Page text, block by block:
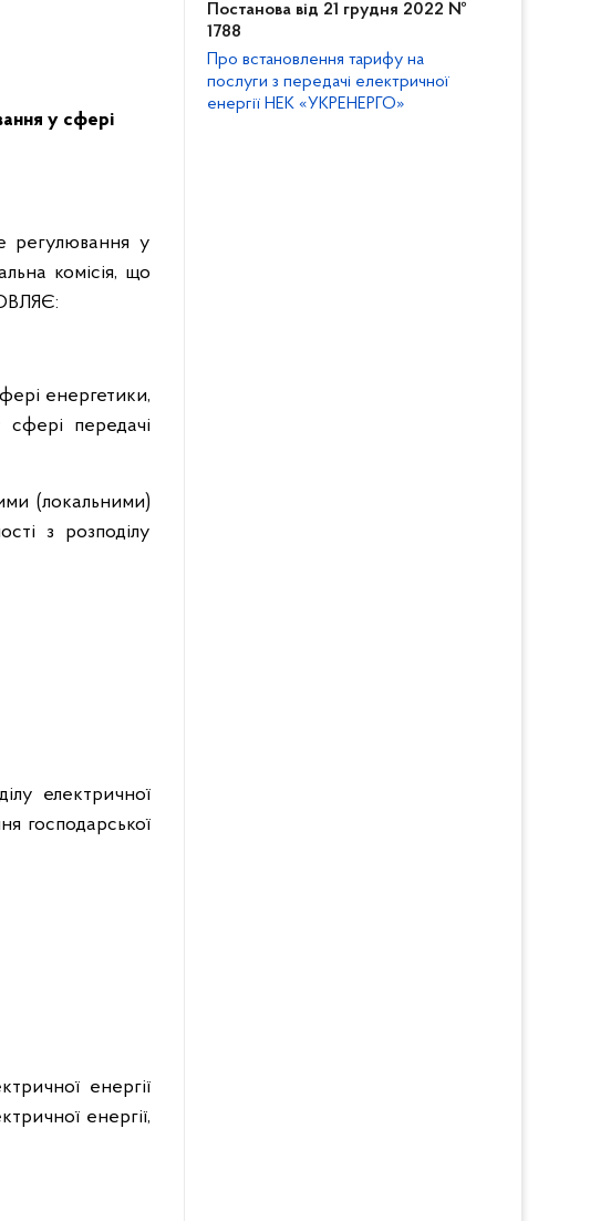
у сфері
регулювання у
комісія, що
енергетики,
передачі
(локальними)
з розподілу
електричної
господарської
енергії
енергії,
Постанова від 21 грудня 2022 №
1788
Про встановлення тарифу на
послуги з передачі електричної
енергії НЕК «УКРЕНЕРГО»